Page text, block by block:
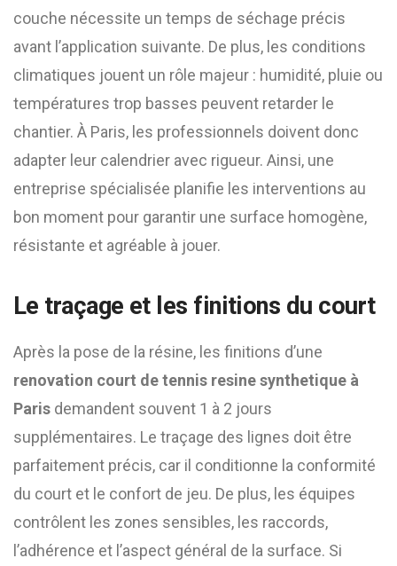
couche nécessite un temps de séchage précis
avant l’application suivante. De plus, les conditions
climatiques jouent un rôle majeur : humidité, pluie ou
températures trop basses peuvent retarder le
chantier. À Paris, les professionnels doivent donc
adapter leur calendrier avec rigueur. Ainsi, une
entreprise spécialisée planifie les interventions au
bon moment pour garantir une surface homogène,
résistante et agréable à jouer.
Le traçage et les finitions du court
Après la pose de la résine, les finitions d’une
renovation court de tennis resine synthetique à
Paris demandent souvent 1 à 2 jours
supplémentaires. Le traçage des lignes doit être
parfaitement précis, car il conditionne la conformité
du court et le confort de jeu. De plus, les équipes
contrôlent les zones sensibles, les raccords,
l’adhérence et l’aspect général de la surface. Si